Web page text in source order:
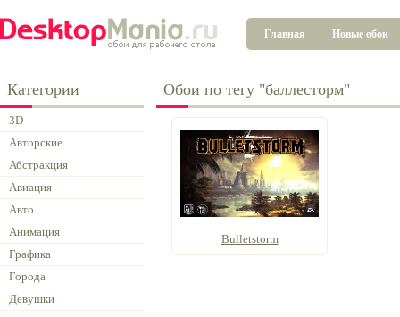
Главная Новые обои
Категории
3D
Авторские
Абстракция
Авиация
Авто
Анимация
Графика
Города
Девушки
Обои по тегу "баллесторм"
Bulletstorm